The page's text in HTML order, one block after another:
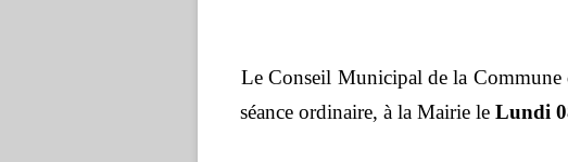
Le Conseil Municipal de la Commune
séance ordinaire, à la Mairie le Lundi